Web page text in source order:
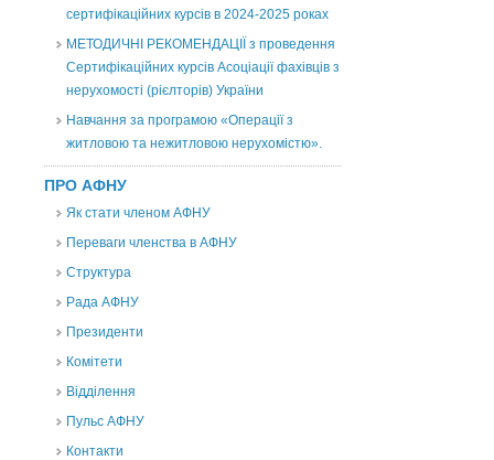
сертифікаційних курсів в 2024-2025 роках
МЕТОДИЧНІ РЕКОМЕНДАЦІЇ з проведення
Сертифікаційних курсів Асоціації фахівців з
нерухомості (рієлторів) України
Навчання за програмою «Операції з
житловою та нежитловою нерухомістю».
ПРО АФНУ
Як стати членом АФНУ
Переваги членства в АФНУ
Структура
Рада АФНУ
Президенти
Комітети
Відділення
Пульс АФНУ
Контакти